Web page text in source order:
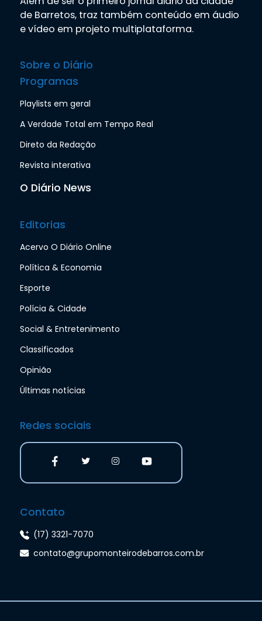
de Barretos, traz também conteúdo em áudio
e vídeo em projeto multiplataforma.
Sobre o Diário
Programas
Playlists em geral
A Verdade Total em Tempo Real
Direto da Redação
Revista interativa
O Diário News
Editorias
Acervo O Diário Online
Política & Economia
Esporte
Polícia & Cidade
Social & Entretenimento
Classificados
Opinião
Últimas notícias
Redes sociais
Contato
(17) 3321-7070
contato@grupomonteirodebarros.com.br